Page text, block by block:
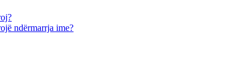
ndërmarrja ime?